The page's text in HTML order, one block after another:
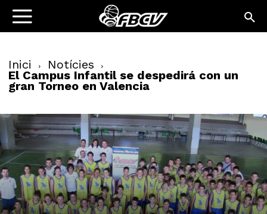
Inici Notícies
El Campus Infantil se despedirá con un
gran Torneo en Valencia